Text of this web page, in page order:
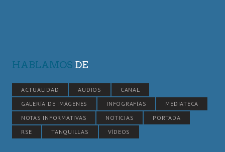
HABLAMOS DE
ACTUALIDAD AUDIOS
CANAL
GALERÍA DE IMÁGENES
INFOGRAFÍAS
MEDIATECA
NOTAS INFORMATIVAS
NOTICIAS
PORTADA
RSE
TANQUILLAS VÍDEOS